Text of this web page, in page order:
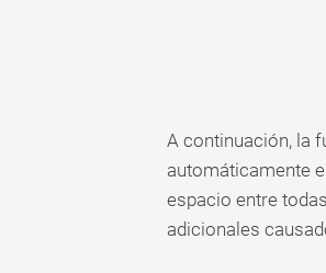
A continuación, la
automáticamente
espacio entre
adicionales